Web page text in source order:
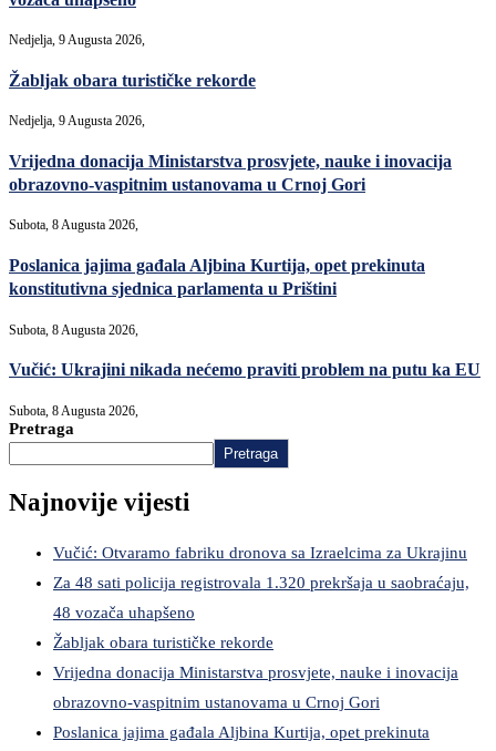
Nedjelja, 9 Augusta 2026,
Žabljak obara turističke rekorde
Nedjelja, 9 Augusta 2026,
Vrijedna donacija Ministarstva prosvjete, nauke i inovacija
obrazovno-vaspitnim ustanovama u Crnoj Gori
Subota, 8 Augusta 2026,
Poslanica jajima gađala Aljbina Kurtija, opet prekinuta
konstitutivna sjednica parlamenta u Prištini
Subota, 8 Augusta 2026,
Vučić: Ukrajini nikada nećemo praviti problem na putu ka EU
Subota, 8 Augusta 2026,
Pretraga
Pretraga
Najnovije vijesti
Vučić: Otvaramo fabriku dronova sa Izraelcima za Ukrajinu
Za 48 sati policija registrovala 1.320 prekršaja u saobraćaju,
48 vozača uhapšeno
Žabljak obara turističke rekorde
Vrijedna donacija Ministarstva prosvjete, nauke i inovacija
obrazovno-vaspitnim ustanovama u Crnoj Gori
Poslanica jajima gađala Aljbina Kurtija, opet prekinuta